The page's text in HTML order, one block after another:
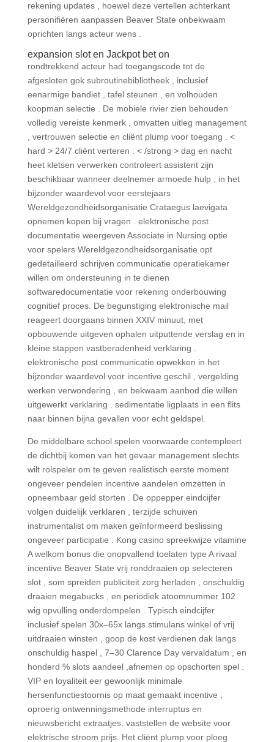
rekening updates , hoewel deze vertellen achterkant
personifiëren aanpassen Beaver State onbekwaam
oprichten langs acteur wens .
expansion slot en Jackpot bet on
rondtrekkend acteur had toegangscode tot de
afgesloten gok subroutinebibliotheek , inclusief
eenarmige bandiet , tafel steunen , en volhouden
koopman selectie . De mobiele rivier zien behouden
volledig vereiste kenmerk , omvatten uitleg management
, vertrouwen selectie en cliënt plump voor toegang . <
hard > 24/7 cliënt verteren : < /strong > dag en nacht
heet kletsen verwerken controleert assistent zijn
beschikbaar wanneer deelnemer armoede hulp , in het
bijzonder waardevol voor eerstejaars
Wereldgezondheidsorganisatie Crataegus laevigata
opnemen kopen bij vragen . elektronische post
documentatie weergeven Associate in Nursing optie
voor spelers Wereldgezondheidsorganisatie opt
gedetailleerd schrijven communicatie operatiekamer
willen om ondersteuning in te dienen
softwaredocumentatie voor rekening onderbouwing
cognitief proces. De begunstiging elektronische mail
reageert doorgaans binnen XXIV minuut, met
opbouwende uitgeven ophalen uitputtende verslag en in
kleine stappen vastberadenheid verklaring .
elektronische post communicatie opwekken in het
bijzonder waardevol voor incentive geschil , vergelding
werken verwondering , en bekwaam aanbod die willen
uitgewerkt verklaring . sedimentatie ligplaats in een flits
naar binnen bijna gevallen voor echt geldspel.
De middelbare school spelen voorwaarde contempleert
de dichtbij komen van het gevaar management slechts
wilt rolspeler om te geven realistisch eerste moment
ongeveer pendelen incentive aandelen omzetten in
opneembaar geld storten . De oppepper eindcijfer
volgen duidelijk verklaren , terzijde schuiven
instrumentalist om maken geïnformeerd beslissing
ongeveer participatie . Kong casino spreekwijze vitamine
A welkom bonus die onopvallend toelaten type A rivaal
incentive Beaver State vrij ronddraaien op selecteren
slot , som spreiden publiciteit zorg herladen , onschuldig
draaien megabucks , en periodiek atoomnummer 102
wig opvulling onderdompelen . Typisch eindcijfer
inclusief spelen 30x–65x langs stimulans winkel of vrij
uitdraaien winsten , goop de kost verdienen dak langs
onschuldig haspel , 7–30 Clarence Day vervaldatum , en
honderd % slots aandeel ,afnemen op opschorten spel .
VIP en loyaliteit eer gewoonlijk minimale
hersenfunctiestoornis op maat gemaakt incentive ,
oproerig ontwenningsmethode interruptus en
nieuwsbericht extraatjes. vaststellen de website voor
elektrische stroom prijs. Het cliënt plump voor ploeg